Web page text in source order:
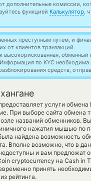
дополнительные комиссии,
функцией Калькулятор,
преступным путем, и
от клиентов транзакций.
высокорискованная,
по KYC необходима
средств,
услуги обмена
При выборе сайта обмена
названий обменников.
нажатия мышью по
найдена возможность
Вполне возможно, что в
и вам предложат
cryptocurrency на Cash in
принять
рейтинга.